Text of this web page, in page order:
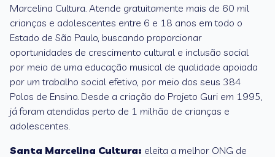
Marcelina Cultura. Atende gratuitamente mais de 60 mil
crianças e adolescentes entre 6 e 18 anos em todo o
Estado de São Paulo, buscando proporcionar
oportunidades de crescimento cultural e inclusão social
por meio de uma educação musical de qualidade apoiada
por um trabalho social efetivo, por meio dos seus 384
Polos de Ensino. Desde a criação do Projeto Guri em 1995,
já foram atendidas perto de 1 milhão de crianças e
adolescentes.
Santa Marcelina Cultura: eleita a melhor ONG de